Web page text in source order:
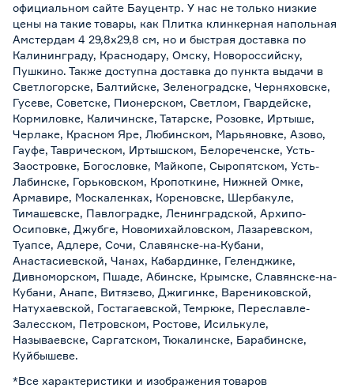
официальном сайте Бауцентр. У нас не только низкие
цены на такие товары, как Плитка клинкерная напольная
Амстердам 4 29,8х29,8 см, но и быстрая доставка по
Калининграду, Краснодару, Омску, Новороссийску,
Пушкино. Также доступна доставка до пункта выдачи в
Светлогорске, Балтийске, Зеленоградске, Черняховске,
Гусеве, Советске, Пионерском, Светлом, Гвардейске,
Кормиловке, Каличинске, Татарске, Розовке, Иртыше,
Черлаке, Красном Яре, Любинском, Марьяновке, Азово,
Гауфе, Таврическом, Иртышском, Белореченске, Усть-
Заостровке, Богословке, Майкопе, Сыропятском, Усть-
Лабинске, Горьковском, Кропоткине, Нижней Омке,
Армавире, Москаленках, Кореновске, Шербакуле,
Тимашевске, Павлоградке, Ленинградской, Архипо-
Осиповке, Джубге, Новомихайловском, Лазаревском,
Туапсе, Адлере, Сочи, Славянске-на-Кубани,
Анастасиевской, Чанах, Кабардинке, Геленджике,
Дивноморском, Пшаде, Абинске, Крымске, Славянске-на-
Кубани, Анапе, Витязево, Джигинке, Варениковской,
Натухаевской, Гостагаевской, Темрюке, Переславле-
Залесском, Петровском, Ростове, Исилькуле,
Называевске, Саргатском, Тюкалинске, Барабинске,
Куйбышеве.
*Все характеристики и изображения товаров